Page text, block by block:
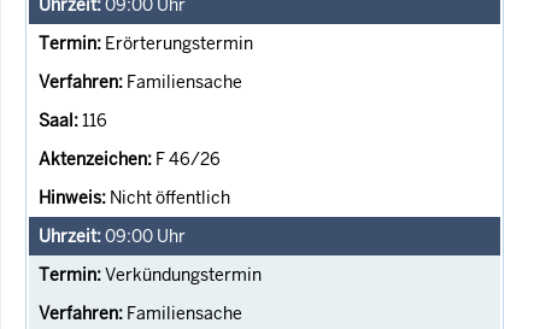
09:00 Uhr
Erörterungstermin
Familiensache
116
F 46/26
Nicht öffentlich
09:00 Uhr
Verkündungstermin
Familiensache